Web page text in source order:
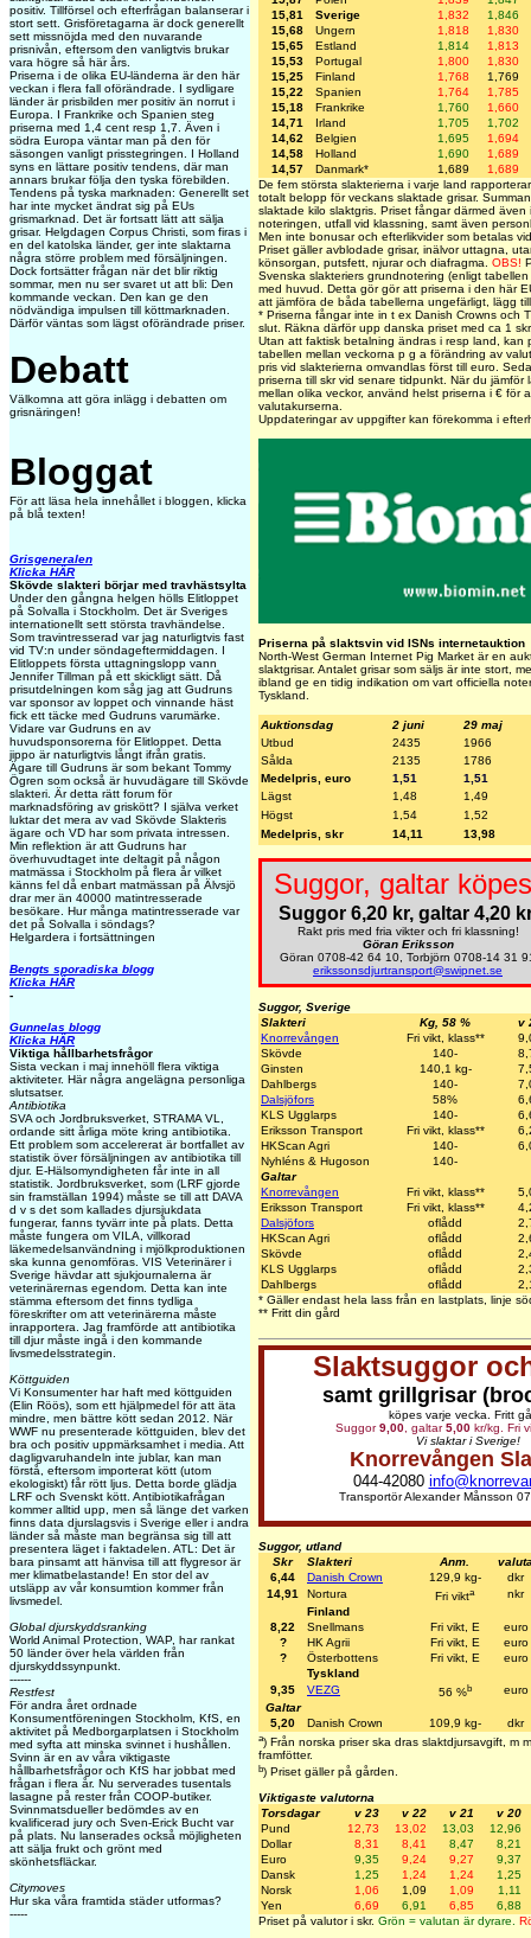
positiv. Tillförsel och efterfrågan balanserar i
stort sett. Grisföretagarna är dock generellt
sett missnöjda med den nuvarande
prisnivån, eftersom den vanligtvis brukar
vara högre så här års.
Priserna i de olika EU-länderna är den här
veckan i flera fall oförändrade. I sydligare
länder är prisbilden mer positiv än norrut i
Europa. I Frankrike och Spanien steg
priserna med 1,4 cent resp 1,7. Även i
södra Europa väntar man på den för
säsongen vanligt prisstegringen. I Holland
syns en lättare positiv tendens, där man
annars brukar följa den tyska förebilden.
Tendens på tyska marknaden: Generellt set
har inte mycket ändrat sig på EUs
grismarknad. Det är fortsatt lätt att sälja
grisar. Helgdagen Corpus Christi, som firas i
en del katolska länder, ger inte slaktarna
några större problem med försäljningen.
Dock fortsätter frågan när det blir riktig
sommar, men nu ser svaret ut att bli: Den
kommande veckan. Den kan ge den
nödvändiga impulsen till köttmarknaden.
Därför väntas som lägst oförändrade priser.
Debatt
Välkomna att göra inlägg i debatten om
grisnäringen!
Bloggat
För att läsa hela innehållet i bloggen, klicka
på blå texten!
Grisgeneralen
Klicka HÄR
Skövde slakteri börjar med travhästsylta
Under den gångna helgen hölls Elitloppet
på Solvalla i Stockholm. Det är Sveriges
internationellt sett största travhändelse.
Som travintresserad var jag naturligtvis fast
vid TV:n under söndageftermiddagen. I
Elitloppets första uttagningslopp vann
Jennifer Tillman på ett skickligt sätt. Då
prisutdelningen kom såg jag att Gudruns
var sponsor av loppet och vinnande häst
fick ett täcke med Gudruns varumärke.
Vidare var Gudruns en av
huvudsponsorerna för Elitloppet. Detta
jippo är naturligtvis långt ifrån gratis.
Ägare till Gudruns är som bekant Tommy
Ögren som också är huvudägare till Skövde
slakteri. Är detta rätt forum för
marknadsföring av griskött? I själva verket
luktar det mera av vad Skövde Slakteris
ägare och VD har som privata intressen.
Min reflektion är att Gudruns har
överhuvudtaget inte deltagit på någon
matmässa i Stockholm på flera år vilket
känns fel då enbart matmässan på Älvsjö
drar mer än 40000 matintresserade
besökare. Hur många matintresserade var
det på Solvalla i söndags?
Helgardera i fortsättningen
Bengts sporadiska blogg
Klicka HÄR
-
Gunnelas blogg
Klicka HÄR
Viktiga hållbarhetsfrågor
Sista veckan i maj innehöll flera viktiga
aktiviteter. Här några angelägna personliga
slutsatser.
Antibiotika
SVA och Jordbruksverket, STRAMA VL,
ordande sitt årliga möte kring antibiotika.
Ett problem som accelererat är bortfallet av
statistik över försäljningen av antibiotika till
djur. E-Hälsomyndigheten får inte in all
statistik. Jordbruksverket, som (LRF gjorde
sin framställan 1994) måste se till att DAVA
d v s det som kallades djursjukdata
fungerar, fanns tyvärr inte på plats. Detta
måste fungera om VILA, villkorad
läkemedelsanvändning i mjölkproduktionen
ska kunna genomföras. VIS Veterinärer i
Sverige hävdar att sjukjournalerna är
veterinärernas egendom. Detta kan inte
stämma eftersom det finns tydliga
föreskrifter om att veterinärerna måste
inrapportera. Jag framförde att antibiotika
till djur måste ingå i den kommande
livsmedelsstrategin.
Köttguiden
Vi Konsumenter har haft med köttguiden
(Elin Röös), som ett hjälpmedel för att äta
mindre, men bättre kött sedan 2012. När
WWF nu presenterade köttguiden, blev det
bra och positiv uppmärksamhet i media. Att
dagligvaruhandeln inte jublar, kan man
förstå, eftersom importerat kött (utom
ekologiskt) får rött ljus. Detta borde glädja
LRF och Svenskt kött. Antibiotikafrågan
kommer alltid upp, men så länge det varken
finns data djurslagsvis i Sverige eller i andra
länder så måste man begränsa sig till att
presentera läget i faktadelen. ATL: Det är
bara pinsamt att hänvisa till att flygresor är
mer klimatbelastande! En stor del av
utsläpp av vår konsumtion kommer från
livsmedel.
Global djurskyddsranking
World Animal Protection, WAP, har rankat
50 länder över hela världen från
djurskyddssynpunkt.
------
Restfest
För andra året ordnade
Konsumentföreningen Stockholm, KfS, en
aktivitet på Medborgarplatsen i Stockholm
med syfta att minska svinnet i hushållen.
Svinn är en av våra viktigaste
hållbarhetsfrågor och KfS har jobbat med
frågan i flera år. Nu serverades tusentals
lasagne på rester från COOP-butiker.
Svinnmatsdueller bedömdes av en
kvalificerad jury och Sven-Erick Bucht var
på plats. Nu lanserades också möjligheten
att sälja frukt och grönt med
skönhetsfläckar.
Citymoves
Hur ska våra framtida städer utformas?
-----
15,81
Sverige 1,832
1,846
15,68
Ungern 1,818
1,830
15,65
Estland 1,814
1,813
15,53
Portugal 1,800
1,830
15,25
Finland 1,768
1,769
15,22
Spanien 1,764
1,785
15,18
Frankrike 1,760
1,660
14,71
Irland 1,705
1,702
14,62
Belgien 1,695
1,694
14,58
Holland 1,690
1,689
14,57
Danmark* 1,689
1,689
De fem största slakterierna i varje land
totalt belopp för veckans slaktade grisar.
slaktade kilo slaktgris. Priset fångar därmed
noteringen, utfall vid klassning, samt även
Men inte bonusar och efterlikvider som betalas
Priset gäller avblodade grisar, inälvor uttagna,
könsorgan, putsfett, njurar och diafragma. OBS!
Svenska slakteriers grundnotering (enligt
med huvud. Detta gör gör att priserna i den här
att jämföra de båda tabellerna ungefärligt, lägg
* Priserna fångar inte in t ex Danish Crowns och
slut. Räkna därför upp danska priset med ca 1
Utan att faktisk betalning ändras i resp land, kan
tabellen mellan veckorna p g a förändring av
pris vid slakterierna omvandlas först till euro.
priserna till skr vid senare tidpunkt. När du jämför
mellan olika veckor, använd helst priserna i € för
valutakurserna.
Uppdateringar av uppgifter kan förekomma i
Priserna på slaktsvin vid ISNs internetauktion
North-West German Internet Pig Market är en
slaktgrisar. Antalet grisar som säljs är inte stort,
ibland ge en tidig indikation om vart officiella
Tyskland.
Auktionsdag 2 juni
29 maj
Utbud
2435
1966
Sålda
2135
1786
Medelpris, euro
1,51
1,51
Lägst
1,48
1,49
Högst
1,54
1,52
Medelpris, skr
14,11 13,98
Suggor, galtar
Suggor 6,20 kr, galtar 4,20
Rakt pris med fria vikter och fri klassning!
Göran Eriksson
Göran 0708-42 64 10, Torbjörn 0708-14 31
erikssonsdjurtransport@swipnet.se
Suggor, Sverige
Slakteri
Kg, 58 %
v
Knorrevången
Fri vikt, klass**
Skövde
140-
Ginsten
140,1 kg-
Dahlbergs
140-
Dalsjöfors
58%
KLS Ugglarps
140-
Eriksson Transport
Fri vikt, klass**
HKScan Agri
140-
Nyhléns & Hugoson
140-
Galtar
Knorrevången
Fri vikt, klass**
Eriksson Transport
Fri vikt, klass**
Dalsjöfors
oflådd
HKScan Agri
oflådd
Skövde
oflådd
KLS Ugglarps
oflådd
Dahlbergs
oflådd
* Gäller endast hela lass från en lastplats, linje
** Fritt din gård
Slaktsuggor
samt grillgrisar
köpes varje vecka. Fritt
Suggor9,00 , galtar5,00 kr/kg. Fri
Vi slaktar i Sverige!
Knorrevången
044-42080
Transportör Alexander Månsson
Suggor, utland
Skr
Slakteri Anm.
6,44
Danish Crown 129,9 kg-
dkr
14,91
Nortura Fri vikta
nkr
Finland
8,22
Snellmans Fri vikt, E
euro
?
HK Agrii Fri vikt, E
euro
?
Österbottens Fri vikt, E
euro
Tyskland
9,35
VEZG 56 %b
euro
Galtar
5,20
Danish Crown 109,9 kg- dkr
a) Från norska priser ska dras slaktdjursavgift, m
framfötter.
b) Priset gäller på gården.
Viktigaste valutorna
Torsdagar
v 23 v 22 v 21
v 20
Pund
12,73 13,02 13,03
12,96
Dollar
8,31 8,41 8,47
8,21
Euro
9,35 9,24 9,27
9,37
Dansk
1,25 1,24 1,24
1,25
Norsk
1,06 1,09 1,09
1,11
Yen
6,69 6,91 6,85
6,88
Priset på valutor i skr. Grön = valutan är dyrare.